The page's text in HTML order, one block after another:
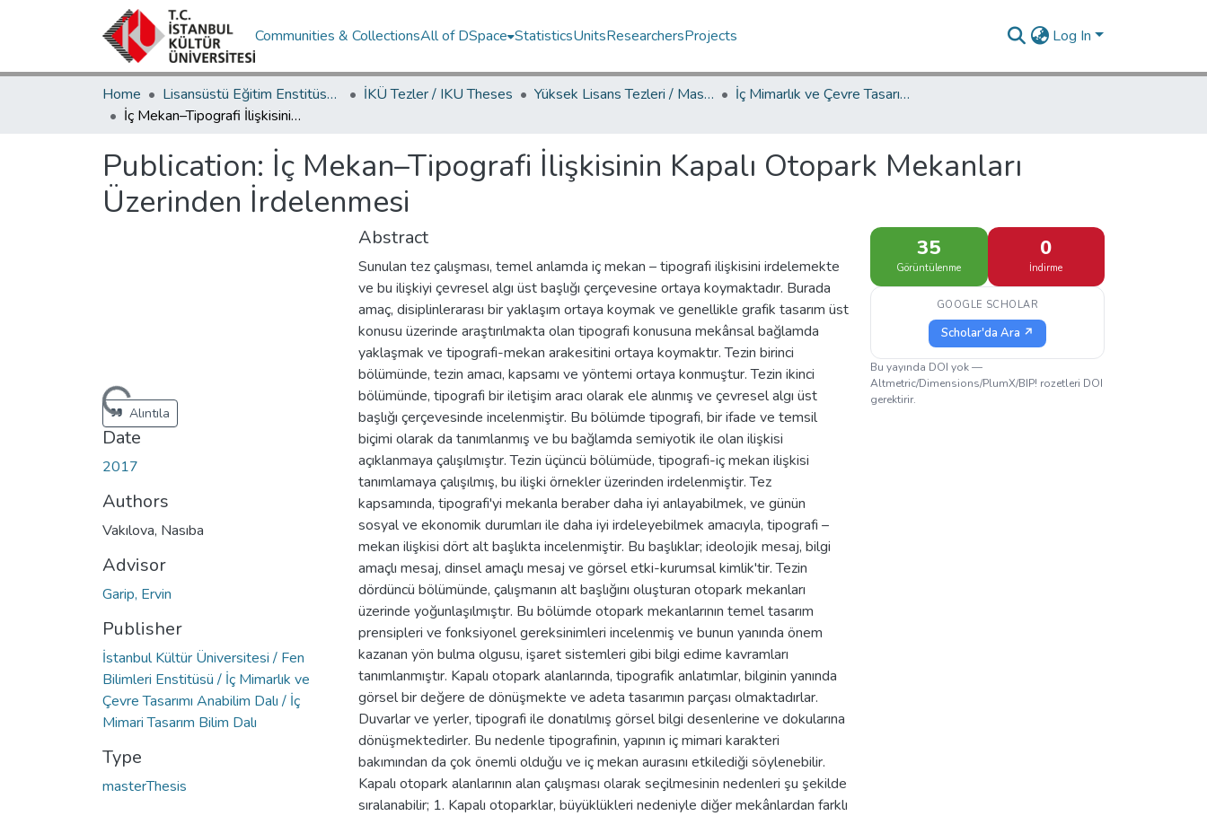
Communities & CollectionsAll of DSpace StatisticsUnitsResearchersProjects Log In
Home Lisansüstü Eğitim Enstitüsü / Postgraduate Education Institute İKÜ Tezler / IKU Theses Yüksek Lisans Tezleri / Master's Theses
İç Mimarlık ve Çevre Tasarımı Ana Bilim Dalı / Department of Interior Architecture and Environmental Design
İç Mekan–Tipografi İlişkisinin Kapalı Otopark Mekanları Üzerinden İrdelenmesi
Publication: İç Mekan–Tipografi İlişkisinin Kapalı Otopark Mekanları
Üzerinden İrdelenmesi
Loading...
Alıntıla
Date
2017
Authors
Vakılova, Nasıba
Advisor
Garip, Ervin
Publisher
İstanbul Kültür Üniversitesi / Fen
Bilimleri Enstitüsü / İç Mimarlık ve
Çevre Tasarımı Anabilim Dalı / İç
Mimari Tasarım Bilim Dalı
Type
masterThesis
Abstract
Sunulan tez çalışması, temel anlamda iç mekan – tipografi ilişkisini irdelemekte
ve bu ilişkiyi çevresel algı üst başlığı çerçevesine ortaya koymaktadır. Burada
amaç, disiplinlerarası bir yaklaşım ortaya koymak ve genellikle grafik tasarım üst
konusu üzerinde araştırılmakta olan tipografi konusuna mekânsal bağlamda
yaklaşmak ve tipografi-mekan arakesitini ortaya koymaktır. Tezin birinci
bölümünde, tezin amacı, kapsamı ve yöntemi ortaya konmuştur. Tezin ikinci
bölümünde, tipografi bir iletişim aracı olarak ele alınmış ve çevresel algı üst
başlığı çerçevesinde incelenmiştir. Bu bölümde tipografi, bir ifade ve temsil
biçimi olarak da tanımlanmış ve bu bağlamda semiyotik ile olan ilişkisi
açıklanmaya çalışılmıştır. Tezin üçüncü bölümüde, tipografi-iç mekan ilişkisi
tanımlamaya çalışılmış, bu ilişki örnekler üzerinden irdelenmiştir. Tez
kapsamında, tipografi'yi mekanla beraber daha iyi anlayabilmek, ve günün
sosyal ve ekonomik durumları ile daha iyi irdeleyebilmek amacıyla, tipografi –
mekan ilişkisi dört alt başlıkta incelenmiştir. Bu başlıklar; ideolojik mesaj, bilgi
amaçlı mesaj, dinsel amaçlı mesaj ve görsel etki-kurumsal kimlik'tir. Tezin
dördüncü bölümünde, çalışmanın alt başlığını oluşturan otopark mekanları
üzerinde yoğunlaşılmıştır. Bu bölümde otopark mekanlarının temel tasarım
prensipleri ve fonksiyonel gereksinimleri incelenmiş ve bunun yanında önem
kazanan yön bulma olgusu, işaret sistemleri gibi bilgi edime kavramları
tanımlanmıştır. Kapalı otopark alanlarında, tipografik anlatımlar, bilginin yanında
görsel bir değere de dönüşmekte ve adeta tasarımın parçası olmaktadırlar.
Duvarlar ve yerler, tipografi ile donatılmış görsel bilgi desenlerine ve dokularına
dönüşmektedirler. Bu nedenle tipografinin, yapının iç mimari karakteri
bakımından da çok önemli olduğu ve iç mekan aurasını etkilediği söylenebilir.
Kapalı otopark alanlarının alan çalışması olarak seçilmesinin nedenleri şu şekilde
sıralanabilir; 1. Kapalı otoparklar, büyüklükleri nedeniyle diğer mekânlardan farklı
35
Görüntülenme
0
İndirme
GOOGLE SCHOLAR
Scholar'da Ara ↗
Bu yayında DOI yok —
Altmetric/Dimensions/PlumX/BIP! rozetleri DOI
gerektirir.